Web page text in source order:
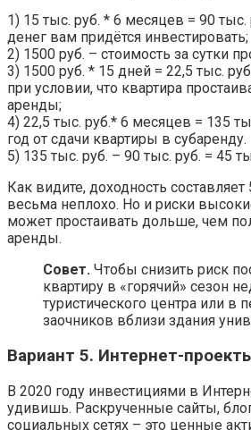
1) 15 тыс. руб. * 6 месяцев = 90
денег вам придётся инвестировать;
2) 1500 руб. – стоимость за сутки
3) 1500 руб. * 15 дней = 22,5 тыс.
при условии, что квартира
аренды;
4) 22,5 тыс. руб.* 6 месяцев = 135
год от сдачи квартиры в субаренду.
5) 135 тыс. руб. – 90 тыс. руб. = 45
Как видите, доходность составляет
весьма неплохо. Но и риски
может простаивать дольше, чем
аренды.
Совет. Чтобы снизить риск
квартиру в «горячий» сезон
туристического центра или в
заочников вблизи здания
Вариант 5. Интернет-
В 2020 году инвестициями в
удивишь. Раскрученные сайты,
социальных сетях – это ценные